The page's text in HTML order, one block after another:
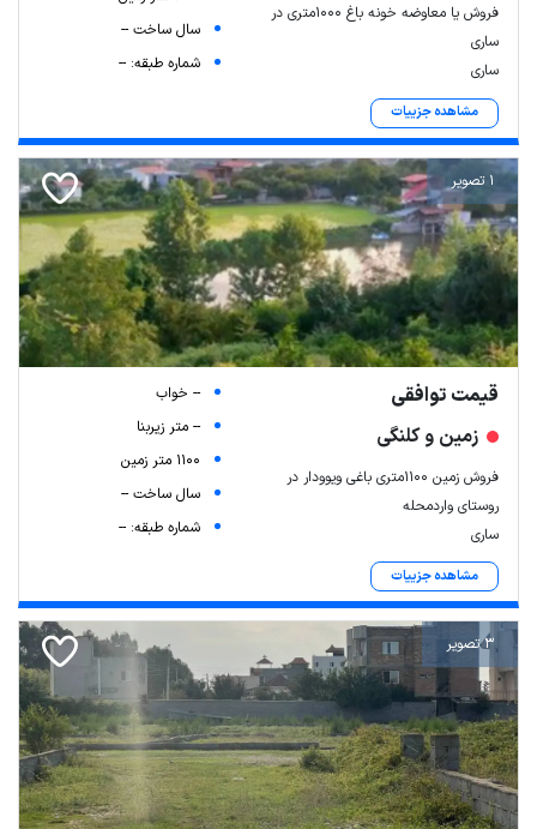
فروش یا معاوضه خونه باغ ۱۰۰۰متری در
ساری
ساری
مشاهده جزییات
سال ساخت --
شماره طبقه: --
1 تصویر
قیمت توافقی
زمین و کلنگی
فروش زمین ۱۱۰۰متری باغی ویوودار در
روستای واردمحله
ساری
مشاهده جزییات
-- خواب
-- متر زیربنا
1100 متر زمین
سال ساخت --
شماره طبقه: --
3 تصویر